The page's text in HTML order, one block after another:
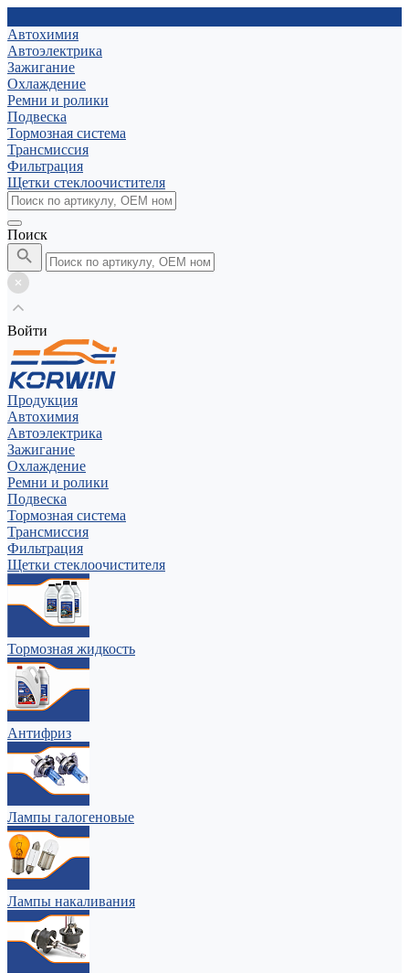
Автохимия
Автоэлектрика
Зажигание
Охлаждение
Ремни и ролики
Подвеска
Тормозная система
Трансмиссия
Фильтрация
Щетки стеклоочистителя
Поиск
Войти
Продукция
Автохимия
Автоэлектрика
Зажигание
Охлаждение
Ремни и ролики
Подвеска
Тормозная система
Трансмиссия
Фильтрация
Щетки стеклоочистителя
Тормозная жидкость
Антифриз
Лампы галогеновые
Лампы накаливания